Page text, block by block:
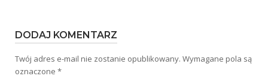
DODAJ KOMENTARZ
Twój adres e-mail nie zostanie opublikowany. Wymagane pola są
oznaczone *